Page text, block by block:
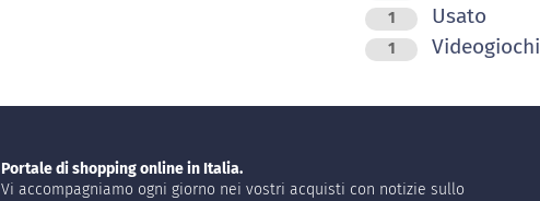
1 Usato
1 Videogiochi
Portale di shopping online in Italia.
Vi accompagniamo ogni giorno nei vostri acquisti con notizie sullo